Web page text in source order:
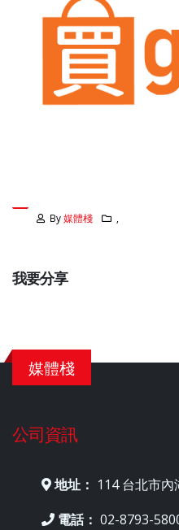
By媒體棧
我要分享
媒體棧
公司資訊
地址： 114 台北市
電話： 02-8793-